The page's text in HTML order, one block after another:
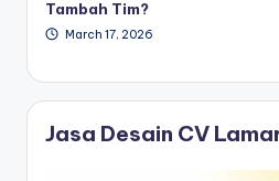
Tambah Tim?
March 17, 2026
Jasa Desain CV